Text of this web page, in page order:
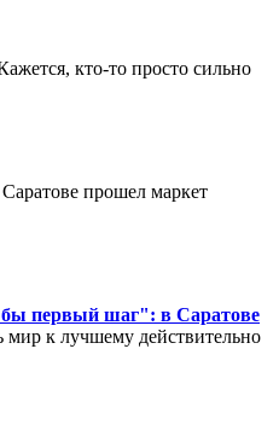
кто-то просто сильно
прошел маркет
бы первый шаг": в Саратове
мир к лучшему действительно